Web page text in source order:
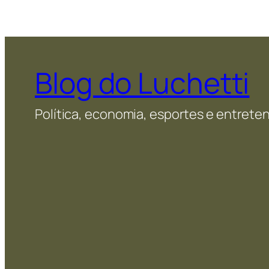
Blog do Luchetti
Política, economia, esportes e